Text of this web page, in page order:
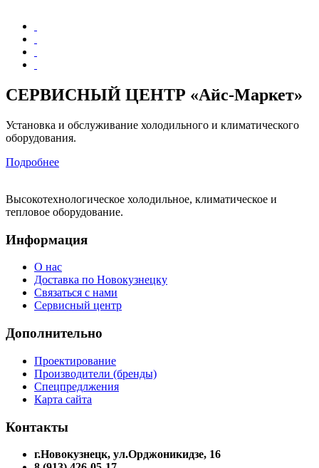
СЕРВИСНЫЙ ЦЕНТР «Айс-Маркет»
Установка и обслуживание холодильного и климатического
оборудования.
Подробнее
Высокотехнологическое холодильное, климатическое и
тепловое оборудование.
Информация
О нас
Доставка по Новокузнецку
Связаться с нами
Сервисный центр
Дополнительно
Проектирование
Производители (бренды)
Спецпредлжения
Карта сайта
Контакты
г.Новокузнецк, ул.Орджоникидзе, 16